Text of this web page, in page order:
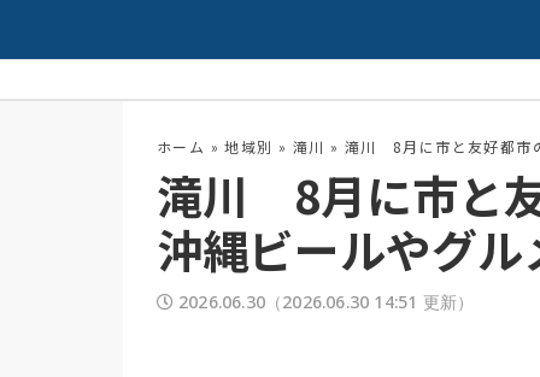
ホーム »地域別 » 滝川 » 滝川 8月に市と友好都市
滝川 8月に市と
沖縄ビールやグル
2026.06.30 （2026.06.30 14:51 更新）